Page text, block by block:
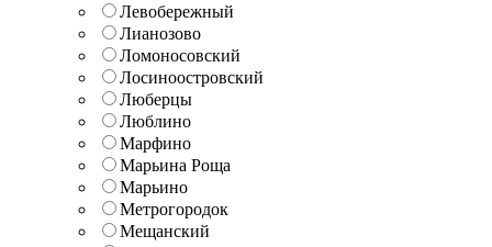
Левобережный
Лианозово
Ломоносовский
Лосиноостровский
Люберцы
Люблино
Марфино
Марьина Роща
Марьино
Метрогородок
Мещанский